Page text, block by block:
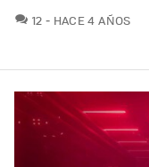
12 COMENTARIOS
HACE 4 AÑOS